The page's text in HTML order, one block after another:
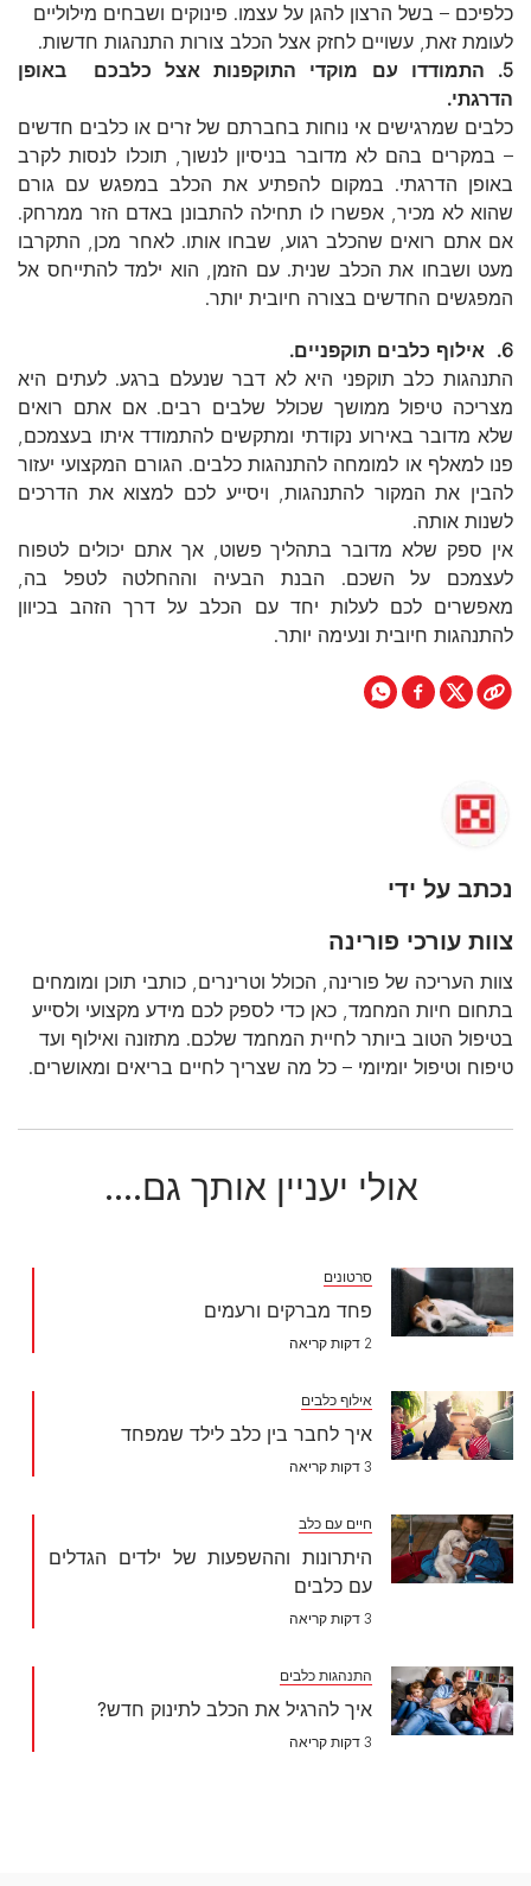
כלפיכם – בשל הרצון להגן על עצמו. פינוקים ושבחים מילוליים
לעומת זאת, עשויים לחזק אצל הכלב צורות התנהגות חדשות.
5. התמודדו עם מוקדי התוקפנות אצל כלבכם באופן
הדרגתי.
כלבים שמרגישים אי נוחות בחברתם של זרים או כלבים חדשים
– במקרים בהם לא מדובר בניסיון לנשוך, תוכלו לנסות לקרב
באופן הדרגתי. במקום להפתיע את הכלב במפגש עם גורם
שהוא לא מכיר, אפשרו לו תחילה להתבונן באדם הזר ממרחק.
אם אתם רואים שהכלב רגוע, שבחו אותו. לאחר מכן, התקרבו
מעט ושבחו את הכלב שנית. עם הזמן, הוא ילמד להתייחס אל
המפגשים החדשים בצורה חיובית יותר.
6. אילוף כלבים תוקפניים.
התנהגות כלב תוקפני היא לא דבר שנעלם ברגע. לעתים היא
מצריכה טיפול ממושך שכולל שלבים רבים. אם אתם רואים
שלא מדובר באירוע נקודתי ומתקשים להתמודד איתו בעצמכם,
פנו למאלף או למומחה להתנהגות כלבים. הגורם המקצועי יעזור
להבין את המקור להתנהגות, ויסייע לכם למצוא את הדרכים
לשנות אותה.
אין ספק שלא מדובר בתהליך פשוט, אך אתם יכולים לטפוח
לעצמכם על השכם. הבנת הבעיה וההחלטה לטפל בה,
מאפשרים לכם לעלות יחד עם הכלב על דרך הזהב בכיוון
להתנהגות חיובית ונעימה יותר.
נכתב על ידי
צוות עורכי פורינה
צוות העריכה של פורינה, הכולל וטרינרים, כותבי תוכן ומומחים
בתחום חיות המחמד, כאן כדי לספק לכם מידע מקצועי ולסייע
בטיפול הטוב ביותר לחיית המחמד שלכם. מתזונה ואילוף ועד
טיפוח וטיפול יומיומי – כל מה שצריך לחיים בריאים ומאושרים.
אולי יעניין אותך גם....
סרטונים
פחד מברקים ורעמים
2 דקות קריאה
אילוף כלבים
איך לחבר בין כלב לילד שמפחד
3 דקות קריאה
חיים עם כלב
היתרונות וההשפעות של ילדים הגדלים
עם כלבים
3 דקות קריאה
התנהגות כלבים
איך להרגיל את הכלב לתינוק חדש?
3 דקות קריאה